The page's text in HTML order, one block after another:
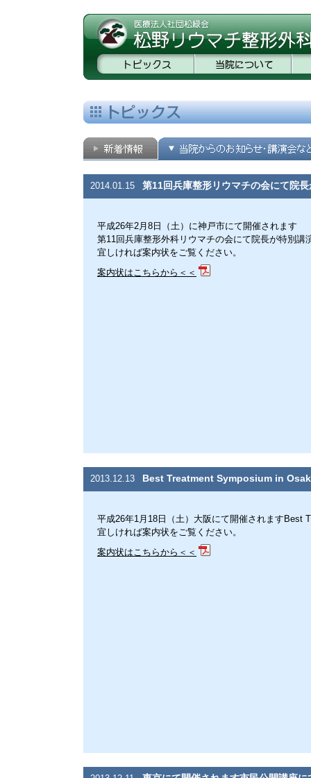
2014.01.15 第11回兵庫整形リウマチの会にて院
平成26年2月8日（土）に神戸市にて開催されます
第11回兵庫整形外科リウマチの会にて院長が特別講
宜しければ案内状をご覧ください。
案内状はこちらから＜＜
2013.12.13 Best Treatment Symposium in
平成26年1月18日（土）大阪にて開催されますBest
宜しければ案内状をご覧ください。
案内状はこちらから＜＜